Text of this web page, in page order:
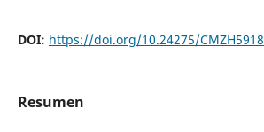
DOI: https://doi.org/10.24275/CMZH5918
Resumen